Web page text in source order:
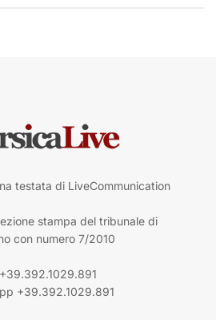
testata di LiveCommunication
stampa del tribunale di
con numero 7/2010
+39.392.1029.891